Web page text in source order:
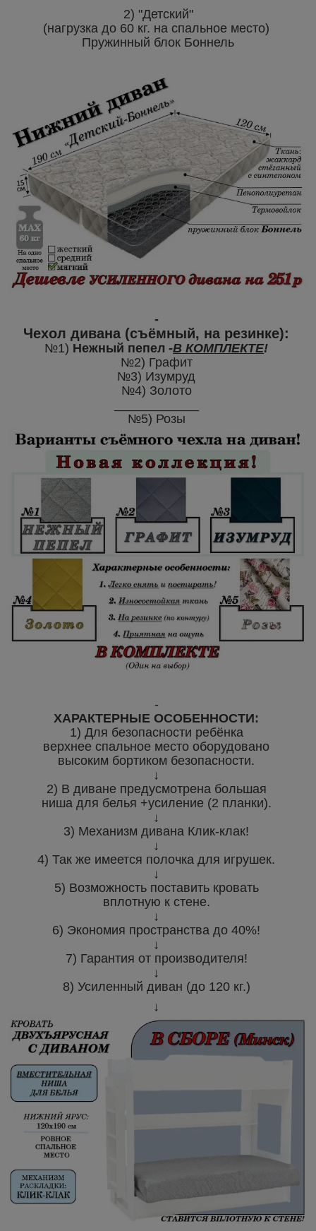
2) "Детский"
(нагрузка до 60 кг. на спальное место)
Пружинный блок Боннель
-
Чехол дивана (съёмный, на резинке):
№1) Нежный пепел -В КОМПЛЕКТЕ!
№2) Графит
№3) Изумруд
№4) Золото
№5) Розы
-
ХАРАКТЕРНЫЕ ОСОБЕННОСТИ:
1) Для безопасности ребёнка
верхнее спальное место оборудовано
высоким бортиком безопасности.
↓
2) В диване предусмотрена большая
ниша для белья +усиление (2 планки).
↓
3) Механизм дивана Клик-клак!
↓
4) Так же имеется полочка для игрушек.
↓
5) Возможность поставить кровать
вплотную к стене.
↓
6) Экономия пространства до 40%!
↓
7) Гарантия от производителя!
↓
8) Усиленный диван (до 120 кг.)
↓